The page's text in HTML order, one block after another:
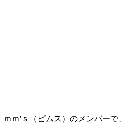
ｍｍ'ｓ（ピムス）のメンバー